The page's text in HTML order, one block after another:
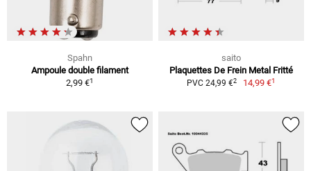
Spahn
Ampoule double filament
2,99 €1
saito
Plaquettes De Frein Metal Fritté
PVC 24,99 €2 14,99 €1